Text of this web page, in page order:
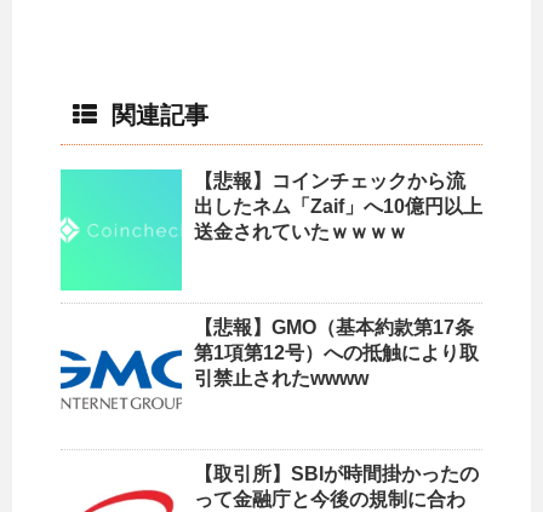
関連記事
【悲報】コインチェックから流
出したネム「Zaif」へ10億円以上
送金されていたｗｗｗｗ
【悲報】GMO（基本約款第17条
第1項第12号）への抵触により取
引禁止されたwwww
【取引所】SBIが時間掛かったの
って金融庁と今後の規制に合わ